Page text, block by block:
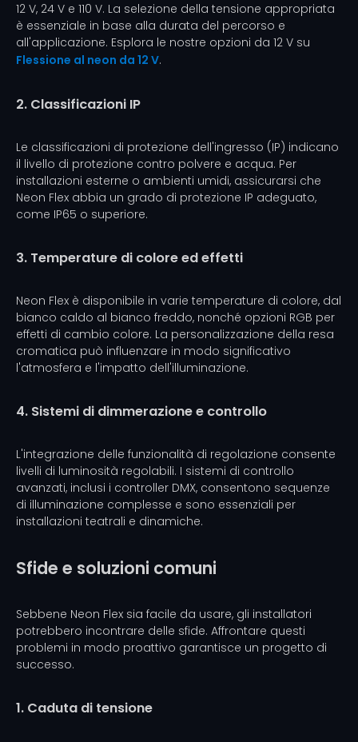
12 V, 24 V e 110 V. La selezione della tensione appropriata
è essenziale in base alla durata del percorso e
all'applicazione. Esplora le nostre opzioni da 12 V su
Flessione al neon da 12 V.
2. Classificazioni IP
Le classificazioni di protezione dell'ingresso (IP) indicano
il livello di protezione contro polvere e acqua. Per
installazioni esterne o ambienti umidi, assicurarsi che
Neon Flex abbia un grado di protezione IP adeguato,
come IP65 o superiore.
3. Temperature di colore ed effetti
Neon Flex è disponibile in varie temperature di colore, dal
bianco caldo al bianco freddo, nonché opzioni RGB per
effetti di cambio colore. La personalizzazione della resa
cromatica può influenzare in modo significativo
l'atmosfera e l'impatto dell'illuminazione.
4. Sistemi di dimmerazione e controllo
L'integrazione delle funzionalità di regolazione consente
livelli di luminosità regolabili. I sistemi di controllo
avanzati, inclusi i controller DMX, consentono sequenze
di illuminazione complesse e sono essenziali per
installazioni teatrali e dinamiche.
Sfide e soluzioni comuni
Sebbene Neon Flex sia facile da usare, gli installatori
potrebbero incontrare delle sfide. Affrontare questi
problemi in modo proattivo garantisce un progetto di
successo.
1. Caduta di tensione